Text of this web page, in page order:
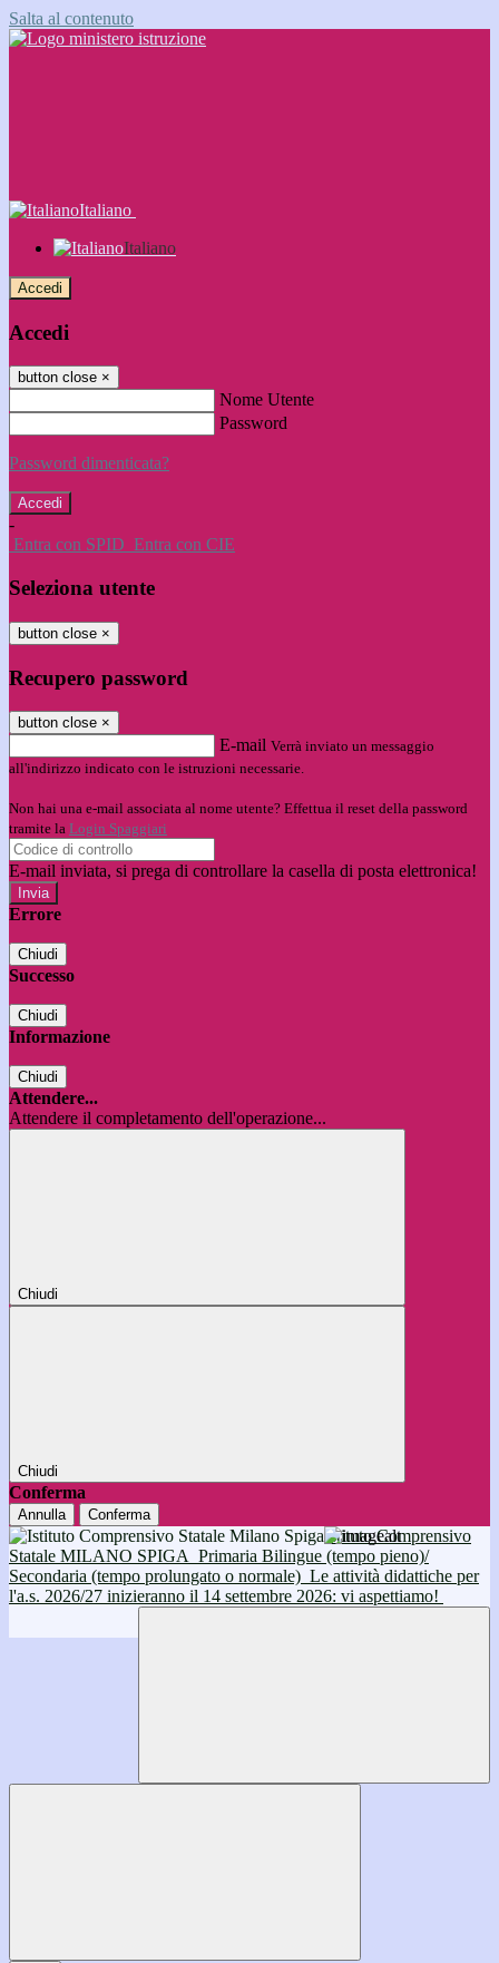
Salta al contenuto
Italiano
Italiano
Accedi
Accedi
button close ×
Nome Utente
Password
Password dimenticata?
-
Entra con SPID Entra con CIE
Seleziona utente
button close ×
Recupero password
button close ×
E-mail Verrà inviato un messaggio
all'indirizzo indicato con le istruzioni necessarie.
Non hai una e-mail associata al nome utente? Effettua il reset della password
tramite la Login Spaggiari
E-mail inviata, si prega di controllare la casella di posta elettronica!
Errore
Chiudi
Successo
Chiudi
Informazione
Chiudi
Attendere...
Attendere il completamento dell'operazione...
Chiudi
Chiudi
Conferma
Annulla Conferma
Istituto Comprensivo
Statale MILANO SPIGA Primaria Bilingue (tempo pieno)/
Secondaria (tempo prolungato o normale) Le attività didattiche per
l'a.s. 2026/27 inizieranno il 14 settembre 2026: vi aspettiamo!